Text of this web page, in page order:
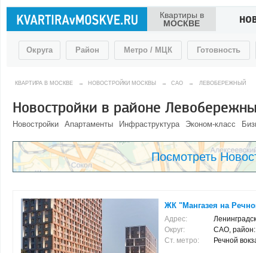
Квартиры в
МОСКВЕ
Округа Район Метро / МЦК Готовность
КВАРТИРА В МОСКВЕ → НОВОСТРОЙКИ МОСКВЫ → САО → ЛЕВОБЕРЕЖНЫЙ
Новостройки в районе
Новостройки Апартаменты Инфраструктура Эконом-класс
Посмотреть
ЖК "Мангазея на
Адрес:
Округ:
САО,
Ст. метро:
Речной